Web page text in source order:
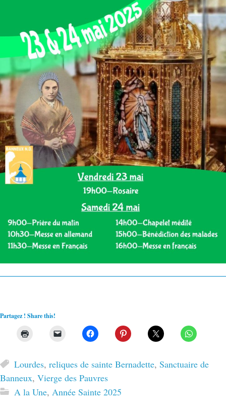
Partagez ! Share this!
Lourdes, reliques de sainte Bernadette, Sanctuaire de
Banneux, Vierge des Pauvres
A la Une, Année Sainte 2025